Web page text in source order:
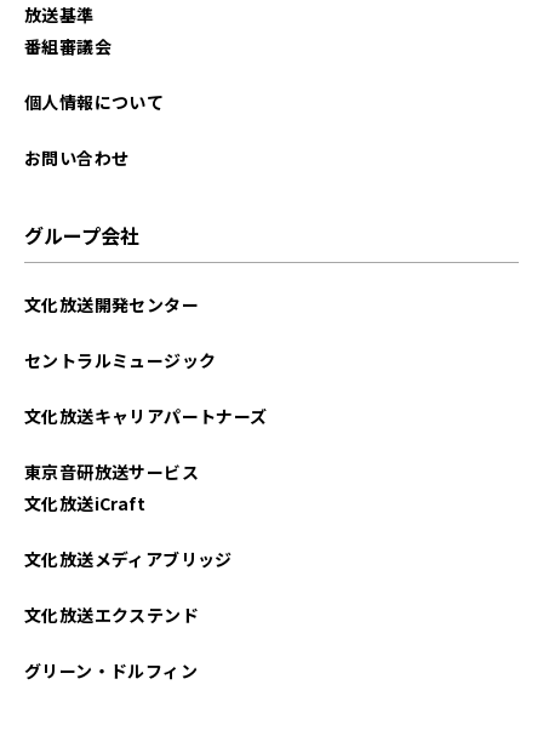
2022年12月
2022年03月
放送基準
番組審議会
個人情報について
お問い合わせ
グループ会社
文化放送開発センター
セントラルミュージック
文化放送キャリアパートナーズ
東京音研放送サービス
文化放送iCraft
文化放送メディアブリッジ
文化放送エクステンド
グリーン・ドルフィン